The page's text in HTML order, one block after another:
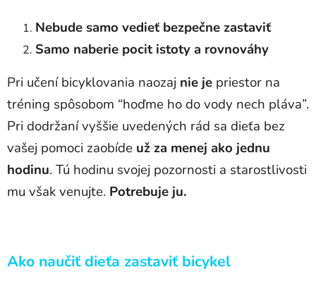
Nebude samo vedieť bezpečne zastaviť
Samo naberie pocit istoty a rovnováhy
Pri učení bicyklovania naozaj nie je priestor na
tréning spôsobom “hoďme ho do vody nech pláva”.
Pri dodržaní vyššie uvedených rád sa dieťa bez
vašej pomoci zaobíde už za menej ako jednu
hodinu. Tú hodinu svojej pozornosti a starostlivosti
mu však venujte. Potrebuje ju.
Ako naučiť dieťa zastaviť bicykel